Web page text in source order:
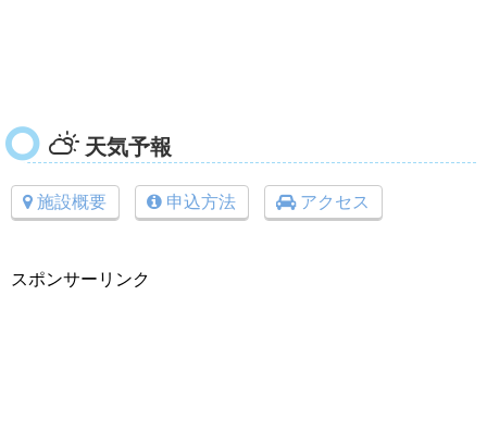
天気予報
施設概要 申込方法 アクセス
スポンサーリンク